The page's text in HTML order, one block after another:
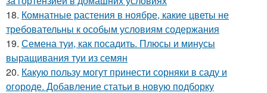
18. Комнатные растения в ноябре, какие цветы не
требовательны к особым условиям содержания
19. Семена туи, как посадить. Плюсы и минусы
выращивания туи из семян
20. Какую пользу могут принести сорняки в саду и
огороде. Добавление статьи в новую подборку